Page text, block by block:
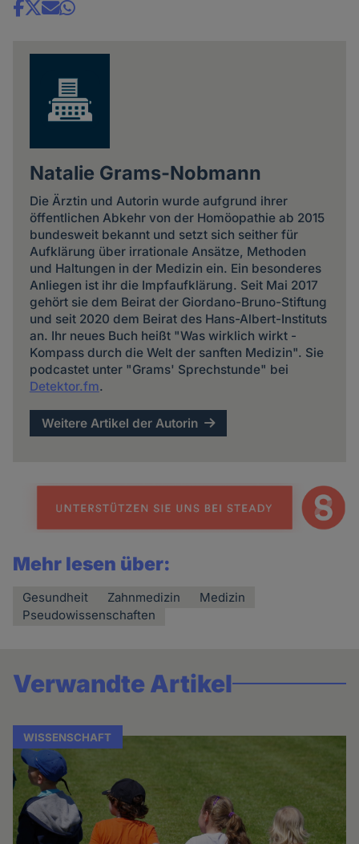
Share
Natalie Grams-Nobmann
Die Ärztin und Autorin wurde aufgrund ihrer
öffentlichen Abkehr von der Homöopathie ab 2015
bundesweit bekannt und setzt sich seither für
Aufklärung über irrationale Ansätze, Methoden
und Haltungen in der Medizin ein. Ein besonderes
Anliegen ist ihr die Impfaufklärung. Seit Mai 2017
gehört sie dem Beirat der Giordano-Bruno-Stiftung
und seit 2020 dem Beirat des Hans-Albert-Instituts
an. Ihr neues Buch heißt "Was wirklich wirkt -
Kompass durch die Welt der sanften Medizin". Sie
podcastet unter "Grams' Sprechstunde" bei
Detektor.fm.
Weitere Artikel der Autorin
Mehr lesen über:
Gesundheit Zahnmedizin
Medizin
Pseudowissenschaften
Verwandte Artikel
WISSENSCHAFT